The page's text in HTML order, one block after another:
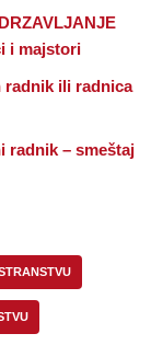
i majstori
radnik ili radnica
radnik – smeštaj